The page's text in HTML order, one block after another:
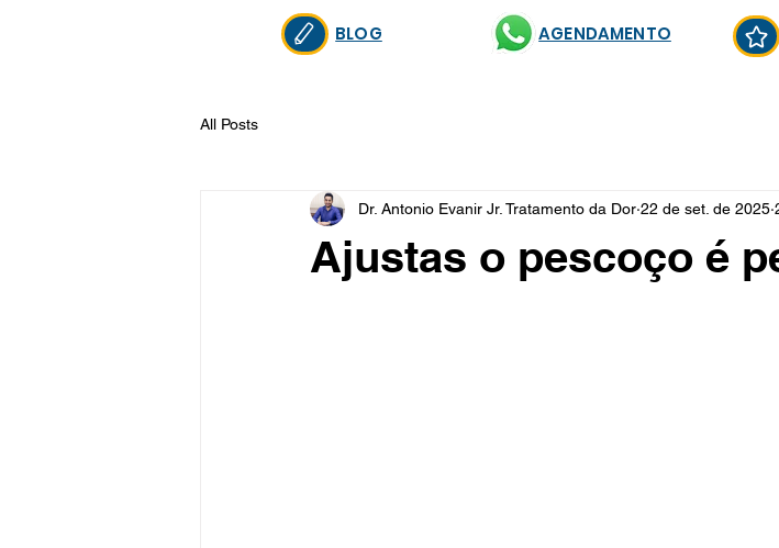
BLOG AGENDAMENTO
All Posts
Ajustas o pescoço é
Dr. Antonio Evanir Jr. Tratamento da Dor 22 de set. de 2025